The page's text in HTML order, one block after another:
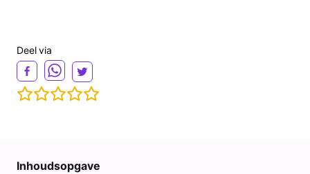
Deel via
Inhoudsopgave